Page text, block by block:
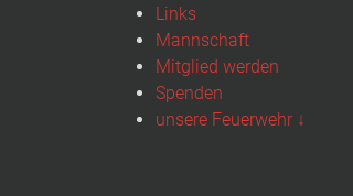
Links
Mannschaft
Mitglied werden
Spenden
unsere Feuerwehr ↓